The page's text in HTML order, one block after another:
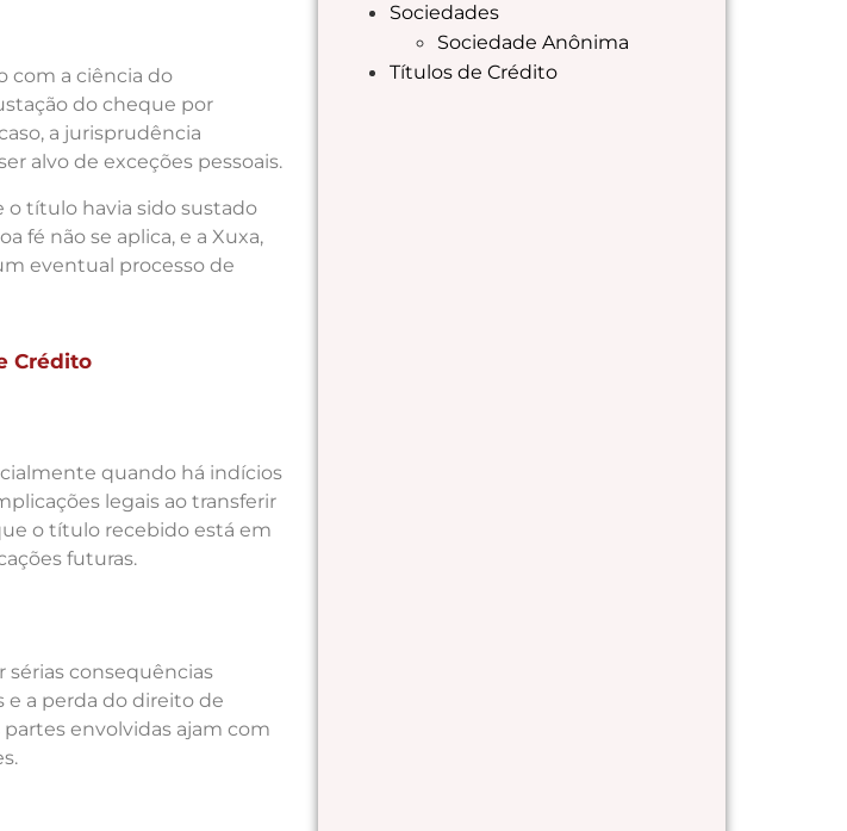
com a ciência do
do cheque por
a jurisprudência
alvo de exceções pessoais.
o título havia sido sustado
fé não se aplica, e a Xuxa,
eventual processo de
Crédito
quando há indícios
legais ao transferir
o título recebido está em
futuras.
consequências
e a perda do direito de
envolvidas ajam com
Sociedades
Sociedade Anônima
Títulos de Crédito